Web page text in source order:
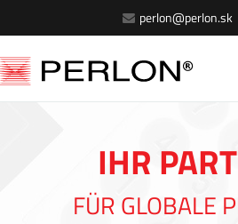
perlon@perlon.sk
IHR
FÜR GLOBALE